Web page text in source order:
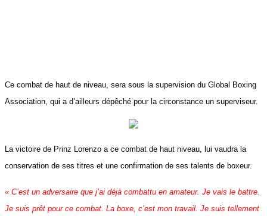
Ce combat de haut de niveau, sera sous la supervision du Global Boxing
Association, qui a d’ailleurs dépêché pour la circonstance un superviseur.
La victoire de Prinz Lorenzo a ce combat de haut niveau, lui vaudra la
conservation de ses titres et une confirmation de ses talents de boxeur.
« C’est un adversaire que j’ai déjà combattu en amateur. Je vais le battre.
Je suis prêt pour ce combat. La boxe, c’est mon travail. Je suis tellement